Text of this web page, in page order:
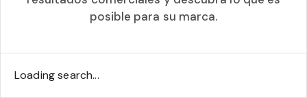
posible para su marca.
Loading search...